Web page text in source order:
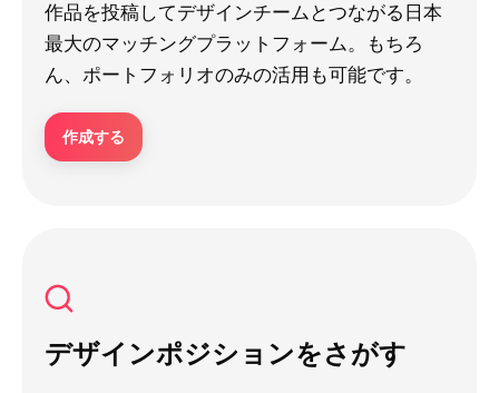
作品を投稿してデザインチームとつながる日本
最大のマッチングプラットフォーム。もちろ
ん、ポートフォリオのみの活用も可能です。
作成する
デザインポジションをさがす